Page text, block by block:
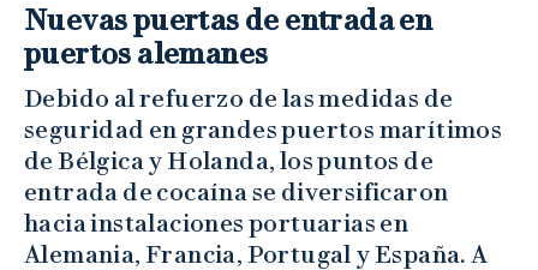
Nuevas puertas de entrada en
puertos alemanes
Debido al refuerzo de las medidas de
seguridad en grandes puertos marítimos
de Bélgica y Holanda, los puntos de
entrada de cocaína se diversificaron
hacia instalaciones portuarias en
Alemania, Francia, Portugal y España. A